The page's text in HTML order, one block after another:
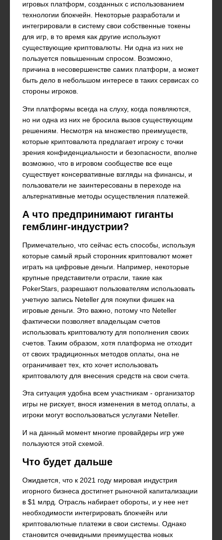
игровых платформ, созданных с использованием
технологии блокчейн. Некоторые разработали и
интегрировали в систему свои собственные токены
для игр, в то время как другие используют
существующие криптовалюты. Ни одна из них не
пользуется повышенным спросом. Возможно,
причина в несовершенстве самих платформ, а может
быть дело в небольшом интересе в таких сервисах со
стороны игроков.
Эти платформы всегда на слуху, когда появляются,
но ни одна из них не бросила вызов существующим
решениям. Несмотря на множество преимуществ,
которые криптовалюта предлагает игроку с точки
зрения конфиденциальности и безопасности, вполне
возможно, что в игровом сообществе все еще
существует консервативные взгляды на финансы, и
пользователи не заинтересованы в переходе на
альтернативные методы осуществления платежей.
А что предпринимают гиганты
гемблинг-индустрии?
Примечательно, что сейчас есть способы, используя
которые самый ярый сторонник криптовалют может
играть на цифровые деньги. Например, некоторые
крупные представители отрасли, такие как
PokerStars, разрешают пользователям использовать
учетную запись Neteller для покупки фишек на
игровые деньги. Это важно, потому что Neteller
фактически позволяет владельцам счетов
использовать криптовалюту для пополнения своих
счетов. Таким образом, хотя платформа не отходит
от своих традиционных методов оплаты, она не
ограничивает тех, кто хочет использовать
криптовалюту для внесения средств на свои счета.
Эта ситуация удобна всем участникам - организатор
игры не рискует, внося изменения в метод оплаты, а
игроки могут воспользоваться услугами Neteller.
И на данный момент многие провайдеры игр уже
пользуются этой схемой.
Что будет дальше
Ожидается, что к 2021 году мировая индустрия
игорного бизнеса достигнет рыночной капитализации
в $1 млрд. Отрасль набирает обороты, и у нее нет
необходимости интегрировать блокчейн или
криптовалютные платежи в свои системы. Однако
становится очевидными преимущества новых